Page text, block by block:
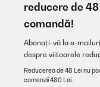
reducere de
comandă!
Abonați-vă la e-
despre viitoarele
Reducerea de 48 Lei nu
comenzii 480 Lei.